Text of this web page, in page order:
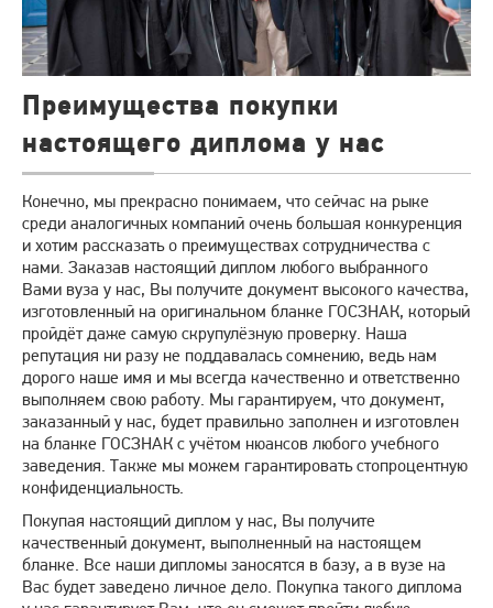
Преимущества покупки
настоящего диплома у нас
Конечно, мы прекрасно понимаем, что сейчас на рыке
среди аналогичных компаний очень большая конкуренция
и хотим рассказать о преимуществах сотрудничества с
нами. Заказав настоящий диплом любого выбранного
Вами вуза у нас, Вы получите документ высокого качества,
изготовленный на оригинальном бланке ГОСЗНАК, который
пройдёт даже самую скрупулёзную проверку. Наша
репутация ни разу не поддавалась сомнению, ведь нам
дорого наше имя и мы всегда качественно и ответственно
выполняем свою работу. Мы гарантируем, что документ,
заказанный у нас, будет правильно заполнен и изготовлен
на бланке ГОСЗНАК с учётом нюансов любого учебного
заведения. Также мы можем гарантировать стопроцентную
конфиденциальность.
Покупая настоящий диплом у нас, Вы получите
качественный документ, выполненный на настоящем
бланке. Все наши дипломы заносятся в базу, а в вузе на
Вас будет заведено личное дело. Покупка такого диплома